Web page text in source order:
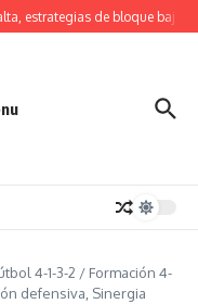
estrategias de bloque bajo,
4-1-3-2 / Formación 4-
defensiva, Sinergia